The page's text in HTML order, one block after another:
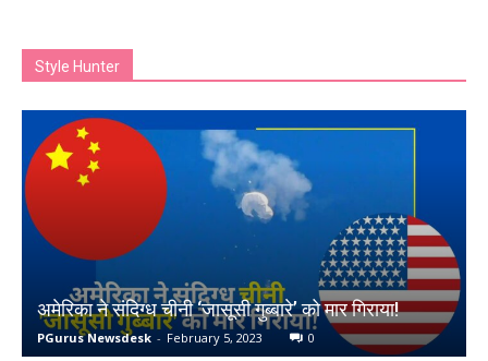
Style Hunter
अमेरिका ने संदिग्ध चीनी ‘जासूसी गुब्बारे’ को मार गिराया!
PGurus Newsdesk - February 5, 2023 0